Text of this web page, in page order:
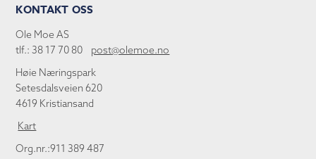
KONTAKT OSS
Ole Moe AS
tlf.: 38 17 70 80 post@olemoe.no
Høie Næringspark
Setesdalsveien 620
4619 Kristiansand
Kart
Org.nr.:911 389 487